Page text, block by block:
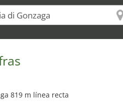
819 m línea recta